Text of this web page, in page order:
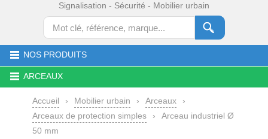
Signalisation - Sécurité - Mobilier urbain
NOS PRODUITS
ARCEAUX
Accueil › Mobilier urbain › Arceaux
›
Arceaux de protection simples
›
Arceau industriel Ø
50 mm